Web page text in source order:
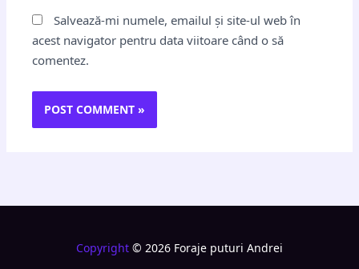
Salvează-mi numele, emailul și site-ul web în
acest navigator pentru data viitoare când o să
comentez.
Copyright © 2026 Foraje puturi Andrei